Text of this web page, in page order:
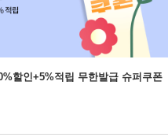
할인+5%적립 무한발급 슈퍼쿠폰